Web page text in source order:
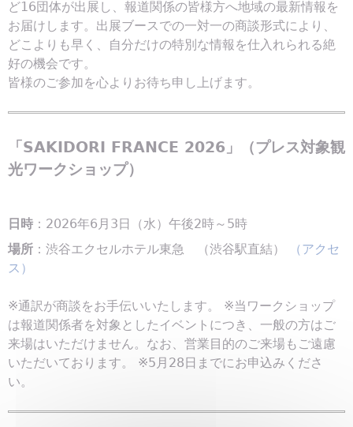
ど16団体が出展し、報道関係の皆様方へ地域の最新情報を
お届けします。出展ブースでの一対一の商談形式により、
どこよりも早く、自分だけの特別な情報を仕入れられる絶
好の機会です。
皆様のご参加を心よりお待ち申し上げます。
「SAKIDORI FRANCE 2026」（プレス対象観
光ワークショップ）
日時 ：2026年6月3日（水）午後2時～5時
場所 ：渋谷エクセルホテル東急 （渋谷駅直結）
（アクセ
ス）
※通訳が商談をお手伝いいたします。 ※当ワークショップ
は報道関係者を対象としたイベントにつき、一般の方はご
来場はいただけません。なお、営業目的のご来場もご遠慮
いただいております。 ※5月28日までにお申込みくださ
い。